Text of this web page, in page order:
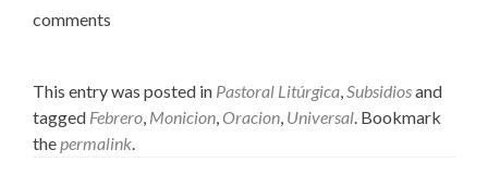
comments
This entry was posted in Pastoral Litúrgica,Subsidiosand
tagged Febrero, Monicion, Oracion, Universal. Bookmark
thepermalink.